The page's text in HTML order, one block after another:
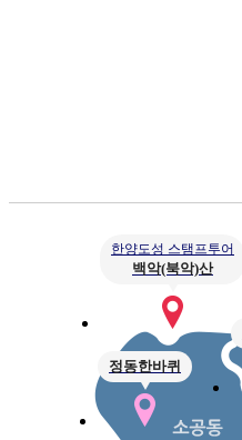
한양도성 스탬프투어
백악(북악)산
정동한바퀴